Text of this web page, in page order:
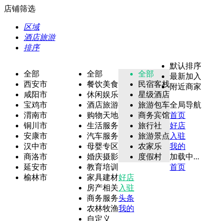
店铺筛选
区域
酒店旅游
排序
全部
西安市
咸阳市
宝鸡市
渭南市
铜川市
安康市
汉中市
商洛市
延安市
榆林市
全部
餐饮美食
休闲娱乐
酒店旅游
购物天地
生活服务
汽车服务
母婴专区
婚庆摄影
教育培训
家具建材
房产相关
商务服务
农林牧渔
自定义
全部
民宿客栈
星级酒店
旅游包车
商务宾馆
旅行社
旅游景点
农家乐
度假村
默认排序
最新加入
附近商家
全局导航
首页
好店
入驻
我的
加载中...
首页
好店
入驻
头条
我的